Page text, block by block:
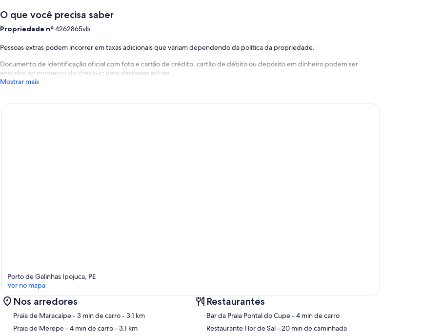
O que você precisa saber
Propriedade nº4262865vb
Pessoas extras podem incorrer em taxas adicionais que variam dependendo da política da propriedade.
Documento de identificação oficial com foto e cartão de crédito, cartão de débito ou depósito em dinheiro podem ser
exigidos no momento do check-in para despesas extras.
Mostrar mais
Porto de Galinhas Ipojuca, PE
Ver no mapa
Nos arredores
Praia de Maracaípe- 3 min de carro- 3.1 km
Praia de Merepe- 4 min de carro- 3.1 km
Restaurantes
‪Bar da Praia Pontal do Cupe - ‬4 min de carro
‪Restaurante Flor de Sal - ‬20 min de caminhada